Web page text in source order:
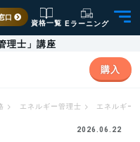
口
資格一覧 Eラーニング
理士」講座
購入
> エネルギー管理士 > エネルギー
2026.06.22